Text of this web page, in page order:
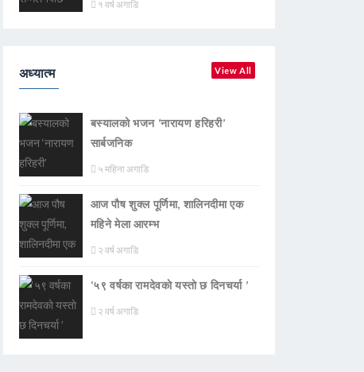
१ वर्ष अगाडि
अध्यात्म View All
बस्यालको भजन ‘नारायण हरिहरी’
सार्बजनिक
५ महिना अगाडि
आज पौष शुक्ल पूर्णिमा, शालिनदीमा एक
महिने मेला आरम्भ
२ वर्ष अगाडि
‘५९ वर्षका रामदेवकाे यस्ताे छ दिनचर्या ’
२ वर्ष अगाडि